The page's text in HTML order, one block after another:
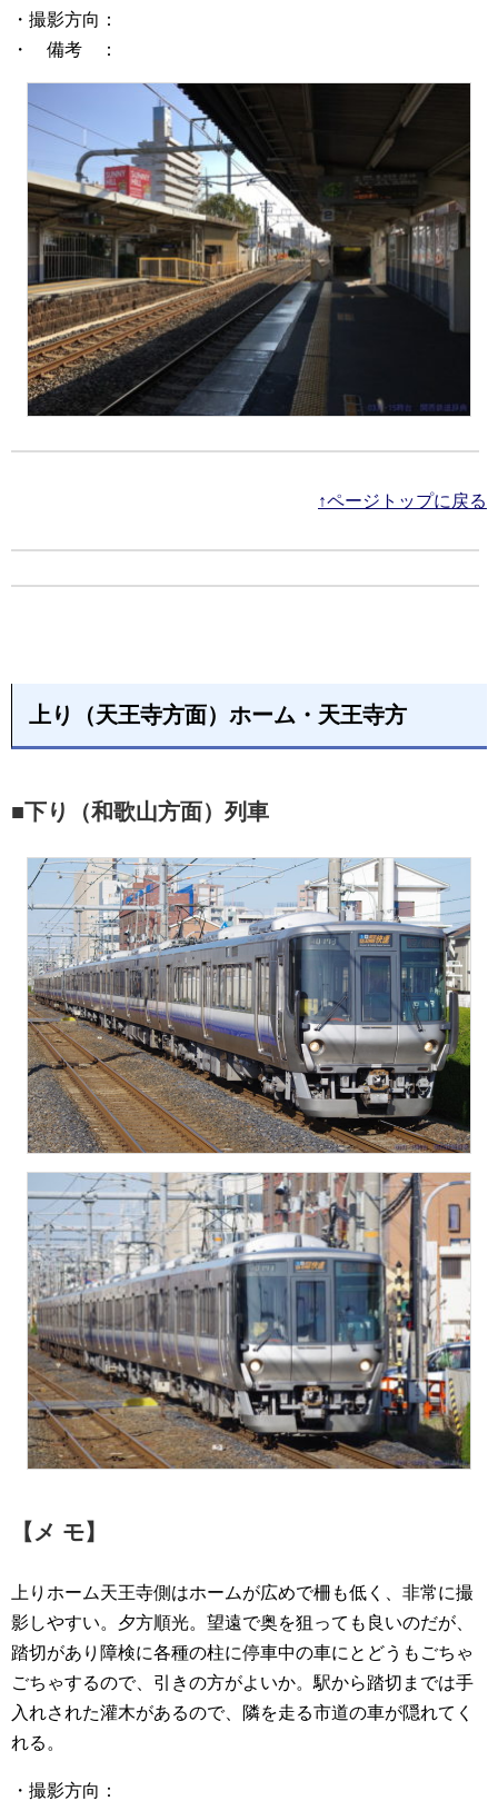
・撮影方向：
・ 備考 ：
↑ページトップに戻る
上り（天王寺方面）ホーム・天王寺方
■下り（和歌山方面）列車
【メ モ】
上りホーム天王寺側はホームが広めで柵も低く、非常に撮
影しやすい。夕方順光。望遠で奥を狙っても良いのだが、
踏切があり障検に各種の柱に停車中の車にとどうもごちゃ
ごちゃするので、引きの方がよいか。駅から踏切までは手
入れされた灌木があるので、隣を走る市道の車が隠れてく
れる。
・撮影方向：